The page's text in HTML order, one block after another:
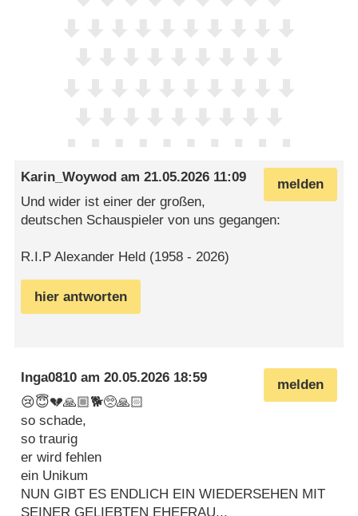
melden
Karin_Woywod am21.05.2026 11:09
Und wider ist einer der großen,
deutschen Schauspieler von uns gegangen:
R.I.P Alexander Held (1958 - 2026)
hier antworten
melden
Inga0810 am20.05.2026 18:59
😢😇💔🙏🏼🐕🥺🙏🏻
so schade,
so traurig
er wird fehlen
ein Unikum
NUN GIBT ES ENDLICH EIN WIEDERSEHEN MIT
SEINER GELIEBTEN EHEFRAU...